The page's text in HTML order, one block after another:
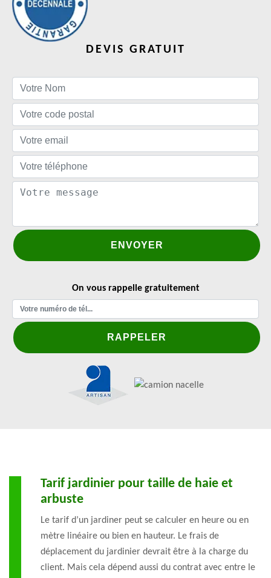
DEVIS GRATUIT
On vous rappelle gratuitement
Tarif jardinier pour taille de haie et
arbuste
Le tarif d’un jardiner peut se calculer en heure ou en
mètre linéaire ou bien en hauteur. Le frais de
déplacement du jardinier devrait être à la charge du
client. Mais cela dépend aussi du contrat avec entre le